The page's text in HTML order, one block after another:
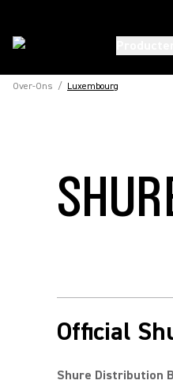
Over-Ons / Luxembourg
Official
Shure Distribution